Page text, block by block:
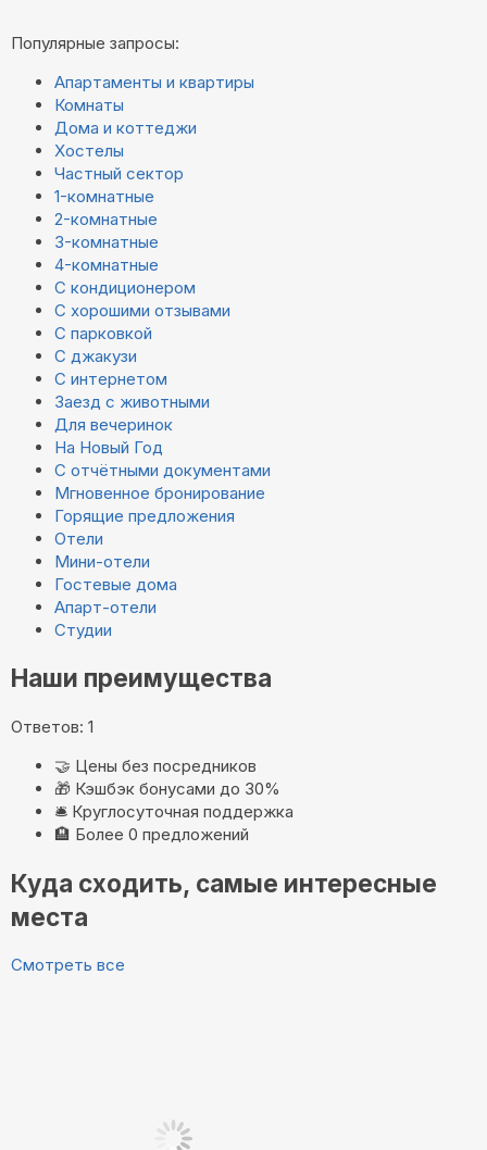
Популярные запросы:
Апартаменты и квартиры
Комнаты
Дома и коттеджи
Хостелы
Частный сектор
1-комнатные
2-комнатные
3-комнатные
4-комнатные
С кондиционером
С хорошими отзывами
С парковкой
С джакузи
С интернетом
Заезд с животными
Для вечеринок
На Новый Год
С отчётными документами
Мгновенное бронирование
Горящие предложения
Отели
Мини-отели
Гостевые дома
Апарт-отели
Студии
Наши преимущества
Ответов: 1
🤝 Цены без посредников
🎁 Кэшбэк бонусами до 30%
🛎️ Круглосуточная поддержка
🏨 Более 0 предложений
Куда сходить, самые интересные
места
Смотреть все